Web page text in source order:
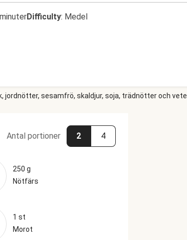
Difficulty: Medel
jordnötter, sesamfrö, skaldjur, soja, trädnötter och vete.
Antal portioner 2 4
250 g
Nötfärs
1 st
Morot